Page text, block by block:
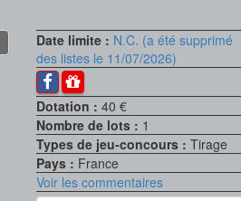
Date limite : N.C. (a été supprimé
des listes le 11/07/2026)
Dotation :40 €
Nombre de lots : 1
Types de jeu-concours :Tirage
Pays : France
Voir les commentaires